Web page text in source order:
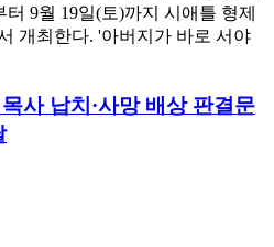
9월 19일(토)까지 시애틀 형제
개최한다. '아버지가 바로 서야
사 납치·사망 배상 판결문